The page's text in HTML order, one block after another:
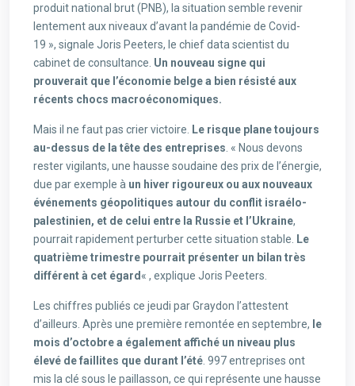
produit national brut (PNB), la situation semble revenir
lentement aux niveaux d’avant la pandémie de Covid-
19 », signale Joris Peeters, le chief data scientist du
cabinet de consultance. Un nouveau signe qui
prouverait que l’économie belge a bien résisté aux
récents chocs macroéconomiques.
Mais il ne faut pas crier victoire.
Le risque plane toujours
au-dessus de la tête des entreprises . « Nous devons
rester vigilants, une hausse soudaine des prix de l’énergie,
due par exemple à un hiver rigoureux ou aux nouveaux
événements géopolitiques autour du conflit israélo-
palestinien, et de celui entre la Russie et l’Ukraine,
pourrait rapidement perturber cette situation stable.
Le
quatrième trimestre pourrait présenter un bilan très
différent à cet égard « , explique Joris Peeters.
Les chiffres publiés ce jeudi par Graydon l’attestent
d’ailleurs. Après une première remontée en septembre, le
mois d’octobre a également affiché un niveau plus
élevé de faillites que durant l’été . 997 entreprises ont
mis la clé sous le paillasson, ce qui représente une hausse